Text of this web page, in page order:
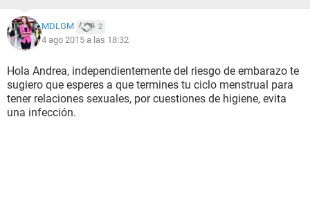
MDLGM 2
4 ago 2015 a las 18:32
Hola Andrea, independientemente del riesgo de embarazo te
sugiero que esperes a que termines tu ciclo menstrual para
tener relaciones sexuales, por cuestiones de higiene, evita
una infección.